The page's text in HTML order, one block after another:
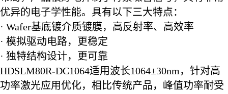
优异的电子学性能。具有以下三大特点：
· Wafer基底镀介质镀膜，高反射率、高效率
· 模拟驱动电路，更稳定
· 独特结构设计，更可靠
HDSLM80R-DC1064适用波长1064±30nm，针对高
功率激光应用优化，相比传统产品，峰值功率耐受